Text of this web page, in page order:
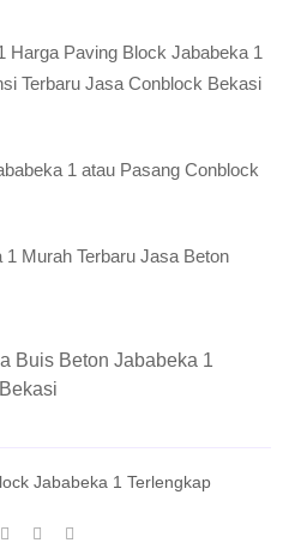
Harga Paving Block Jababeka 1
Terbaru Jasa Conblock Bekasi
1 atau Pasang Conblock
Murah Terbaru Jasa Beton
Buis Beton Jababeka 1
Jababeka 1 Terlengkap